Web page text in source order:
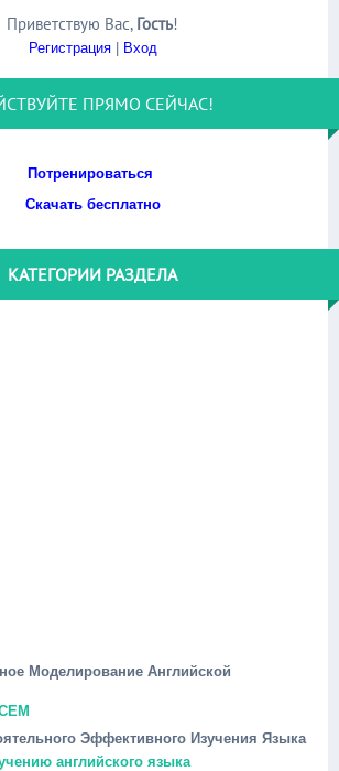
Приветствую Вас, Гость!
Регистрация| Вход
ПРЯМО СЕЙЧАС!
Потренироваться
Скачать бесплатно
КАТЕГОРИИ РАЗДЕЛА
Моделирование Английской
Эффективного Изучения Языка
английского языка